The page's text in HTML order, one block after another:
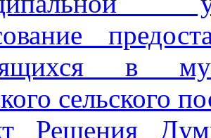
в
сельского
Решения